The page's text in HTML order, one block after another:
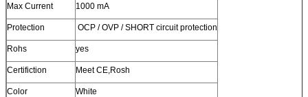
Max Current 1000 mA
Protection OCP / OVP / SHORT circuit protection
Rohs yes
Certifiction Meet CE,Rosh
Color White